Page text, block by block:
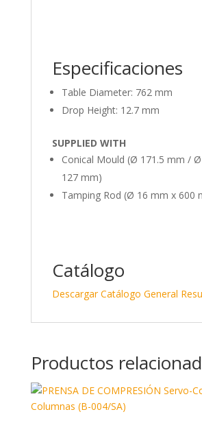
Especificaciones
Table Diameter: 762 mm
Drop Height: 12.7 mm
SUPPLIED WITH
Conical Mould (Ø 171.5 mm /
127 mm)
Tamping Rod (Ø 16 mm x 600
Catálogo
Descargar Catálogo General
Productos